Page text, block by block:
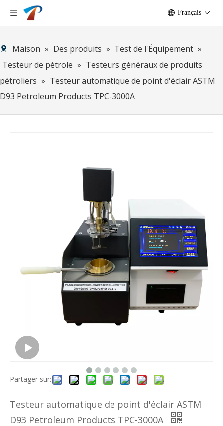
Français
Maison » Des produits » Test de l'Équipement »
Testeur de pétrole » Testeurs généraux de produits
pétroliers » Testeur automatique de point d'éclair ASTM
D93 Petroleum Products TPC-3000A
Partager sur:
Testeur automatique de point d'éclair ASTM
D93 Petroleum Products TPC-3000A